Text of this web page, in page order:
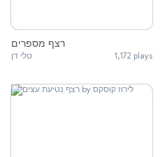
רצף מספרים
טלי דן 1,172 plays